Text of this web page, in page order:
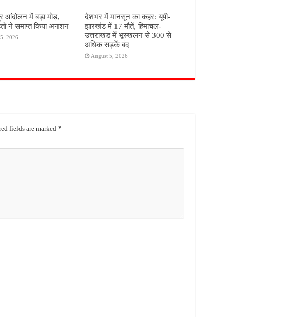
आंदोलन में बड़ा मोड़,
ने समाप्त किया अनशन
2026
देशभर में मानसून का कहर: यूपी-
झारखंड में 17 मौतें, हिमाचल-
उत्तराखंड में भूस्खलन से 300 से
अधिक सड़कें बंद
August 5, 2026
fields are marked *